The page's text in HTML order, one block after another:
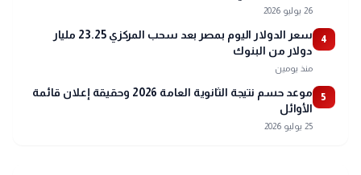
26 يوليو 2026
4
سعر الدولار اليوم بمصر بعد سحب المركزي 23.25 مليار
دولار من البنوك
منذ يومين
5
موعد حسم نتيجة الثانوية العامة 2026 وحقيقة إعلان قائمة
الأوائل
25 يوليو 2026